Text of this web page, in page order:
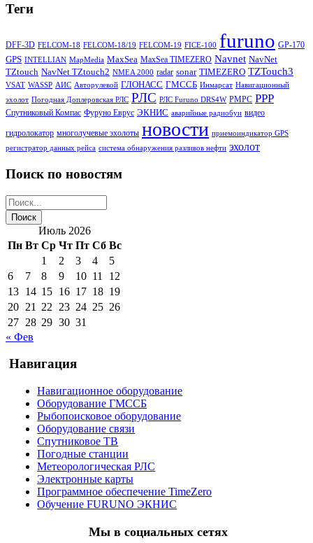
Теги
DFF-3D FELCOM-18 FELCOM-18/19 FELCOM-19 FICE-100 furuno GP-170
GPS INTELLIAN MapMedia MaxSea MaxSea TIMEZERO Navnet NavNet
TZtouch NavNet TZtouch2 NMEA 2000 radar sonar TIMEZERO TZTouch3
VSAT WASSP АИС Авторулевой ГЛОНАСС ГМССБ Инмарсат Навигационный
эхолот Погодная Доплеровская РЛС РЛС РЛС Furuno DRS4W РМРС РРР
Спутниковый Компас Фуруно Еврус ЭКНИС аварийные радиобуи видео
гидролокатор многолучевые эхолоты новости приемоиндикатор GPS
регистратор данных рейса система обнаружения разливов нефти эхолот
Поиск по новостям
Июль 2026
Пн Вт Ср Чт Пт Сб Вс
1
2 3 4
5
6
7 8 9 10 11
12
13 14 15 16 17 18 19
20 21 22 23 24 25 26
27 28 29 30 31
« Фев
Навигация
Навигационное оборудование
Оборудование ГМССБ
Рыбопоисковое оборудование
Оборудование связи
Спутниковое ТВ
Погодные станции
Метеорологическая РЛС
Электронные карты
Программное обеспечение TimeZero
Обучение FURUNO ЭКНИС
Мы в социальных сетях